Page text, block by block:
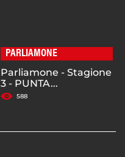
PARLIAMONE
Parliamone - Stagione
3 - PUNTA...
588